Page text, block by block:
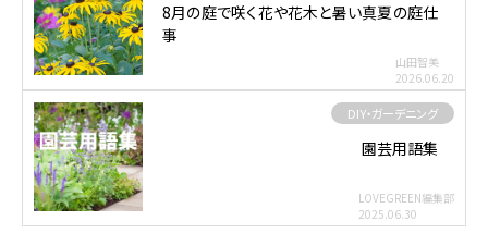
8月の庭で咲く花や花木と暑い真夏の庭仕
事
山田智美
2026.06.20
DIY・ガーデニング
園芸用語集
LOVEGREEN編集部
2025.06.30